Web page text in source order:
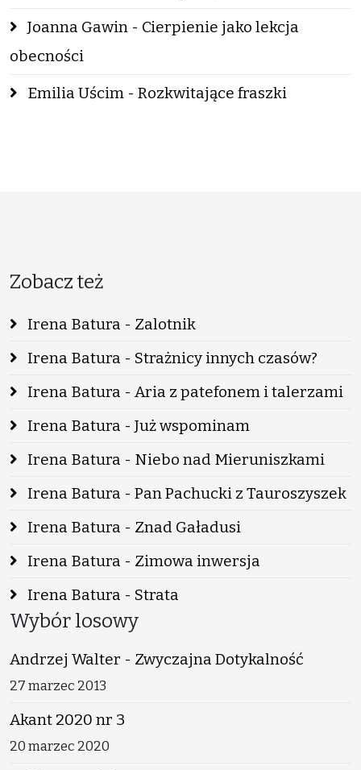
Joanna Gawin - Cierpienie jako lekcja
obecności
Emilia Uścim - Rozkwitające fraszki
Zobacz też
Irena Batura - Zalotnik
Irena Batura - Strażnicy innych czasów?
Irena Batura - Aria z patefonem i talerzami
Irena Batura - Już wspominam
Irena Batura - Niebo nad Mieruniszkami
Irena Batura - Pan Pachucki z Tauroszyszek
Irena Batura - Znad Gaładusi
Irena Batura - Zimowa inwersja
Irena Batura - Strata
Wybór losowy
Andrzej Walter - Zwyczajna Dotykalność
27 marzec 2013
Akant 2020 nr 3
20 marzec 2020